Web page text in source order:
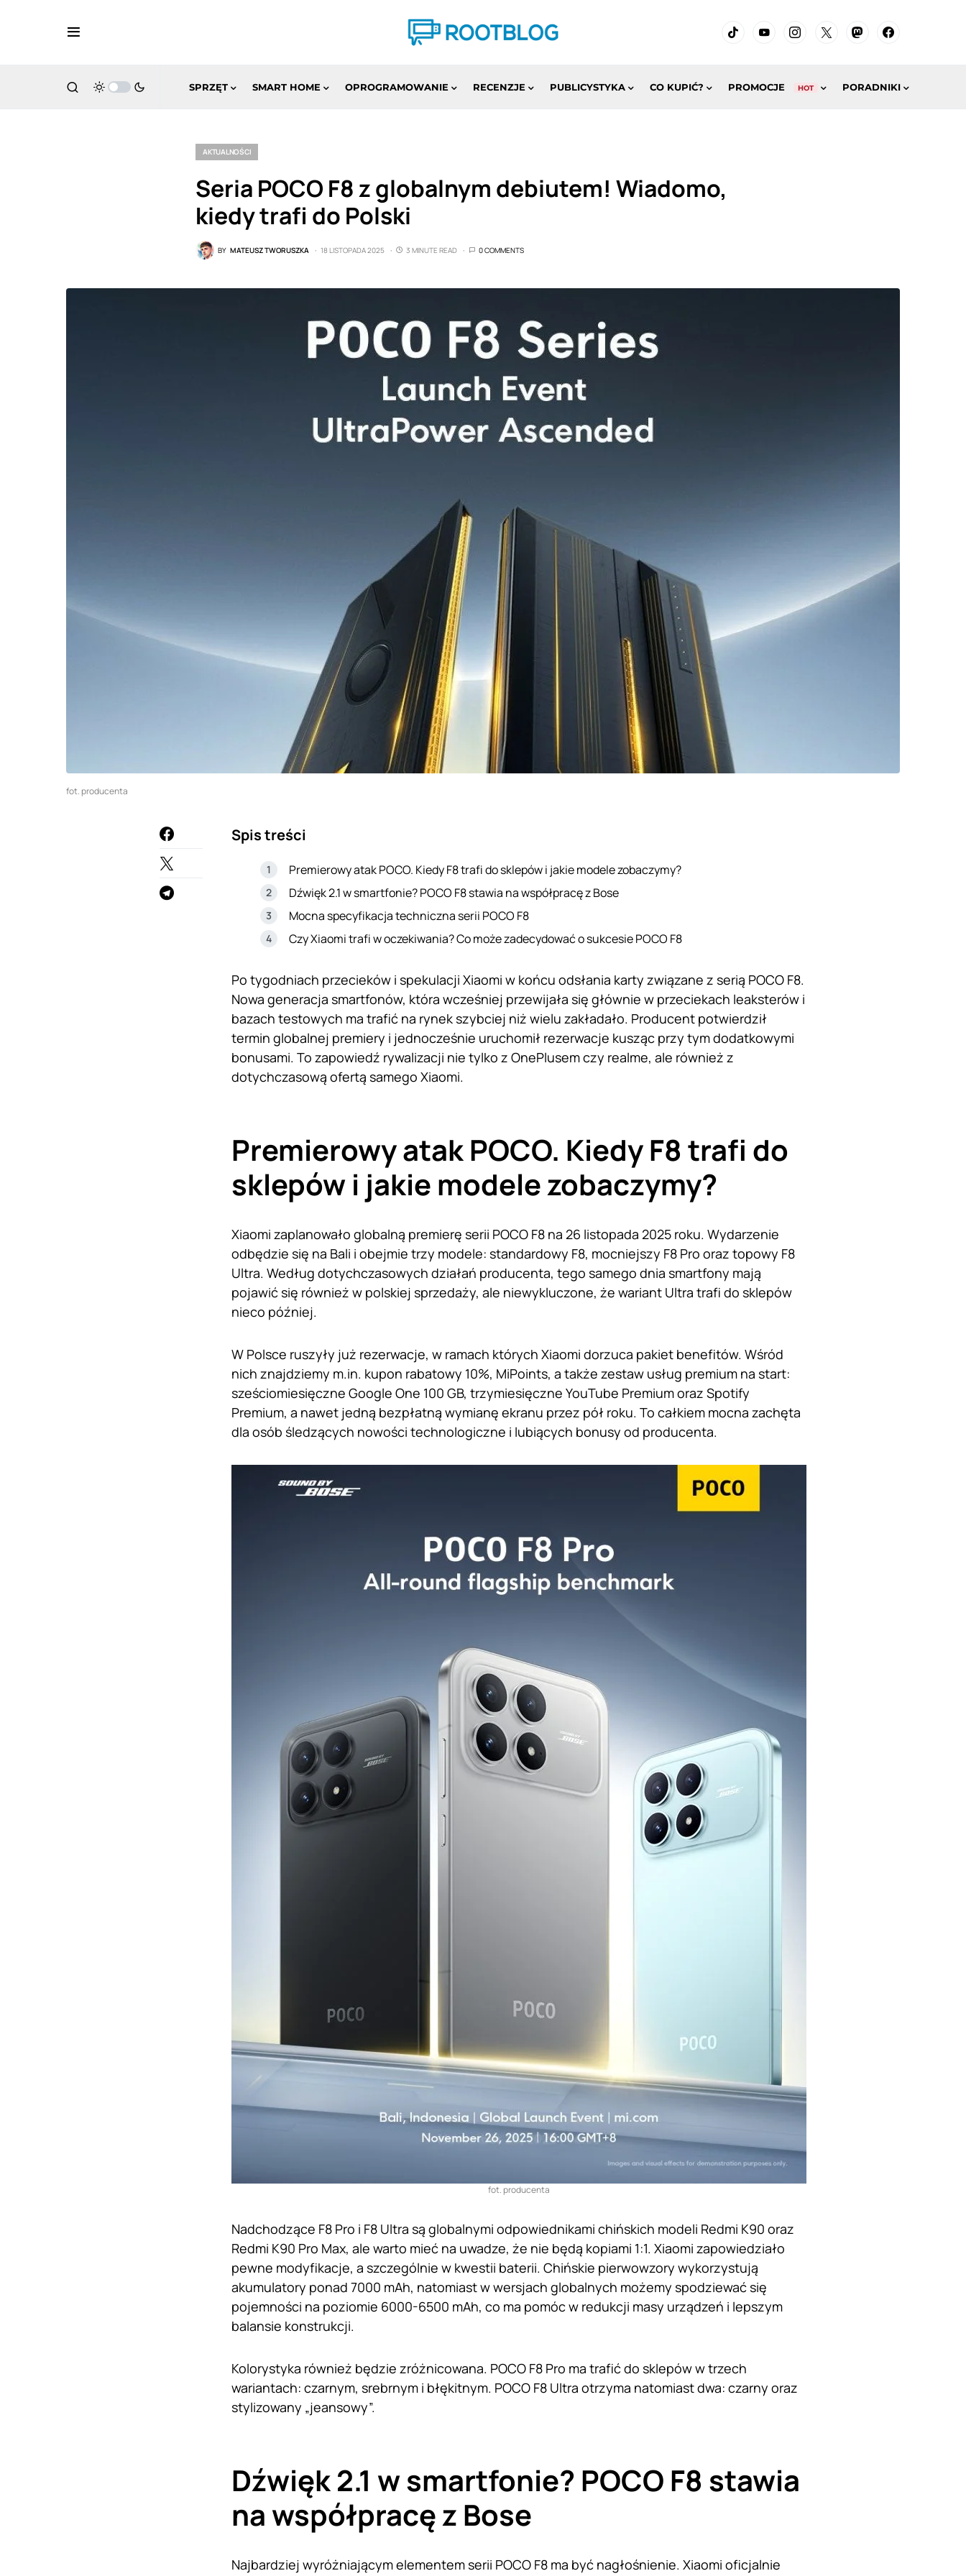
SPRZĘT SMART HOME OPROGRAMOWANIE RECENZJE PUBLICYSTYKA CO KUPIĆ? PROMOCJE HOT PORADNIKI
AKTUALNOŚCI
Seria POCO F8 z globalnym debiutem! Wiadomo,
kiedy trafi do Polski
BY MATEUSZ TWORUSZKA 18 LISTOPADA 2025 3 MINUTE READ 0 COMMENTS
fot. producenta
Spis treści
Premierowy atak POCO. Kiedy F8 trafi do sklepów i jakie modele zobaczymy?
Dźwięk 2.1 w smartfonie? POCO F8 stawia na współpracę z Bose
Mocna specyfikacja techniczna serii POCO F8
Czy Xiaomi trafi w oczekiwania? Co może zadecydować o sukcesie POCO F8
Po tygodniach przecieków i spekulacji Xiaomi w końcu odsłania karty związane z serią POCO F8.
Nowa generacja smartfonów, która wcześniej przewijała się głównie w przeciekach leaksterów i
bazach testowych ma trafić na rynek szybciej niż wielu zakładało. Producent potwierdził
termin globalnej premiery i jednocześnie uruchomił rezerwacje kusząc przy tym dodatkowymi
bonusami. To zapowiedź rywalizacji nie tylko z OnePlusem czy realme, ale również z
dotychczasową ofertą samego Xiaomi.
Premierowy atak POCO. Kiedy F8 trafi do
sklepów i jakie modele zobaczymy?
Xiaomi zaplanowało globalną premierę serii POCO F8 na 26 listopada 2025 roku. Wydarzenie
odbędzie się na Bali i obejmie trzy modele: standardowy F8, mocniejszy F8 Pro oraz topowy F8
Ultra. Według dotychczasowych działań producenta, tego samego dnia smartfony mają
pojawić się również w polskiej sprzedaży, ale niewykluczone, że wariant Ultra trafi do sklepów
nieco później.
W Polsce ruszyły już rezerwacje, w ramach których Xiaomi dorzuca pakiet benefitów. Wśród
nich znajdziemy m.in. kupon rabatowy 10%, MiPoints, a także zestaw usług premium na start:
sześciomiesięczne Google One 100 GB, trzymiesięczne YouTube Premium oraz Spotify
Premium, a nawet jedną bezpłatną wymianę ekranu przez pół roku. To całkiem mocna zachęta
dla osób śledzących nowości technologiczne i lubiących bonusy od producenta.
fot. producenta
Nadchodzące F8 Pro i F8 Ultra są globalnymi odpowiednikami chińskich modeli Redmi K90 oraz
Redmi K90 Pro Max, ale warto mieć na uwadze, że nie będą kopiami 1:1. Xiaomi zapowiedziało
pewne modyfikacje, a szczególnie w kwestii baterii. Chińskie pierwowzory wykorzystują
akumulatory ponad 7000 mAh, natomiast w wersjach globalnych możemy spodziewać się
pojemności na poziomie 6000-6500 mAh, co ma pomóc w redukcji masy urządzeń i lepszym
balansie konstrukcji.
Kolorystyka również będzie zróżnicowana. POCO F8 Pro ma trafić do sklepów w trzech
wariantach: czarnym, srebrnym i błękitnym. POCO F8 Ultra otrzyma natomiast dwa: czarny oraz
stylizowany „jeansowy”.
Dźwięk 2.1 w smartfonie? POCO F8 stawia
na współpracę z Bose
Najbardziej wyróżniającym elementem serii POCO F8 ma być nagłośnienie. Xiaomi oficjalnie